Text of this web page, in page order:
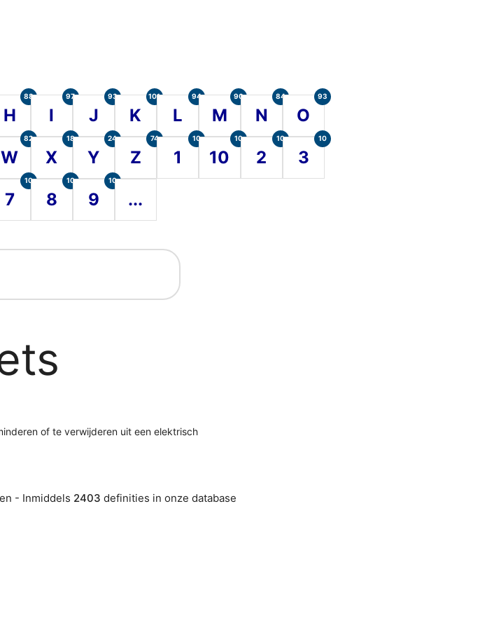
H
88
I
97
J
93
K
101
L
94
M
90
N
84
O
93
W
82
X
18
Y
24
Z
74
1
10
10
10
2
10
3
10
7
10
8
10
9
10
...
of te verwijderen uit een elektrisch
- Inmiddels 2403 definities in onze database